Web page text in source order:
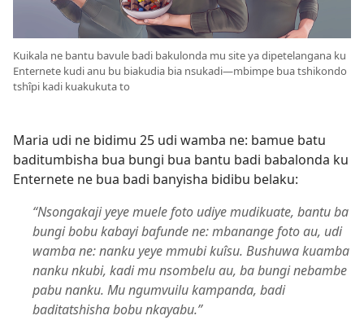
Kuikala ne bantu bavule badi bakulonda mu site ya dipetelangana ku
Enternete kudi anu bu biakudia bia nsukadi​—mbimpe bua tshikondo
tshîpi kadi kuakukuta to
Maria udi ne bidimu 25 udi wamba ne: bamue batu
baditumbisha bua bungi bua bantu badi babalonda ku
Enternete ne bua badi banyisha bidibu belaku:
“Nsongakaji yeye muele foto udiye mudikuate, bantu ba
bungi bobu kabayi bafunde ne: mbanange foto au, udi
wamba ne: nanku yeye mmubi kuîsu. Bushuwa kuamba
nanku nkubi, kadi mu nsombelu au, ba bungi nebambe
pabu nanku. Mu ngumvuilu kampanda, badi
baditatshisha bobu nkayabu.”